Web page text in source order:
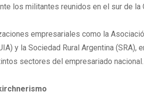
los militantes reunidos en el sur de la
empresariales como la
y la Sociedad Rural Argentina (SRA),
sectores del empresariado nacional.